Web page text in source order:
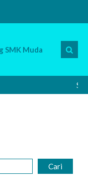
SMK Muda
Cari